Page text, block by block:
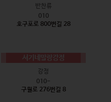
반찬류
010
호구포로 800번길 28
서기네말랑강정
강정
010-
구월로 276번길 8